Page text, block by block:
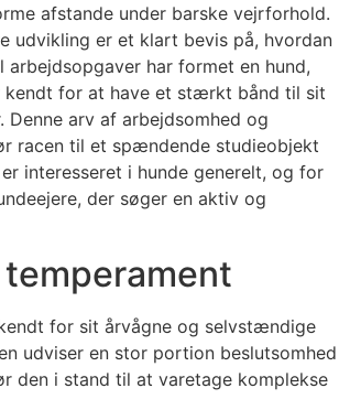
afstande under barske vejrforhold.
udvikling er et klart bevis på, hvordan
har formet en hund,
kendt for at have et stærkt bånd til sit
Denne arv af arbejdsomhed og
racen til et spændende studieobjekt
interesseret i hunde generelt, og for
der søger en aktiv og
for sit årvågne og selvstændige
udviser en stor portion beslutsomhed
den i stand til at varetage komplekse